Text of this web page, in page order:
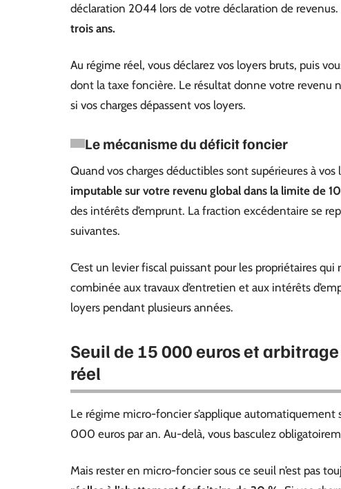
déclaration 2044 lors de votre déclaration de revenus.
trois ans.
Au régime réel, vous déclarez vos loyers bruts, puis
dont la taxe foncière. Le résultat donne votre
si vos charges dépassent vos loyers.
Le mécanisme du déficit foncier
Quand vos charges déductibles sont supérieures à
imputable sur votre revenu global dans la limite de
des intérêts d’emprunt. La fraction excédentaire se
suivantes.
C’est un levier fiscal puissant pour les propriétaires
combinée aux travaux d’entretien et aux intérêts
loyers pendant plusieurs années.
Seuil de 15 000 euros et
réel
Le régime micro-foncier s’applique automatiquement
000 euros par an. Au-delà, vous basculez
Mais rester en micro-foncier sous ce seuil n’est pas